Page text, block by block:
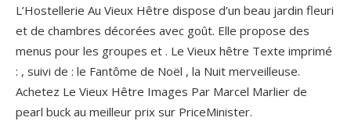
L’Hostellerie Au Vieux Hêtre dispose d’un beau jardin fleuri
et de chambres décorées avec goût. Elle propose des
menus pour les groupes et . Le Vieux hêtre Texte imprimé
: , suivi de : le Fantôme de Noël , la Nuit merveilleuse.
Achetez Le Vieux Hêtre Images Par Marcel Marlier de
pearl buck au meilleur prix sur PriceMinister.